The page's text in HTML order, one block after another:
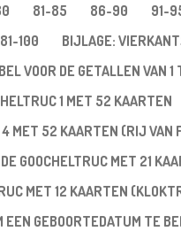
81-85 86-90 91-
100
BIJLAGE:
VOOR DE GETALLEN VAN 1
1 MET 52 KAARTEN
MET 52 KAARTEN (RIJ VAN
GOOCHELTRUC MET 21
MET 12 KAARTEN
EEN GEBOORTEDATUM TE